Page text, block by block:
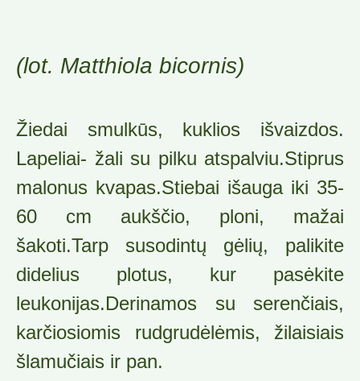
(lot. Matthiola bicornis)
Žiedai smulkūs, kuklios išvaizdos.
Lapeliai- žali su pilku atspalviu.Stiprus
malonus kvapas.Stiebai išauga iki 35-
60 cm aukščio, ploni, mažai
šakoti.Tarp susodintų gėlių, palikite
didelius plotus, kur pasėkite
leukonijas.Derinamos su serenčiais,
karčiosiomis rudgrudėlėmis, žilaisiais
šlamučiais ir pan.